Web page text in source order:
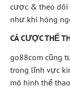
cược & theo dõi
như khi hóng
CÁ CƯỢC THỂ
go88com cũng
trong lĩnh vực
mô hình thể